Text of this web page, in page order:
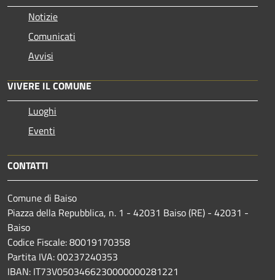
Notizie
Comunicati
Avvisi
VIVERE IL COMUNE
Luoghi
Eventi
CONTATTI
Comune di Baiso
Piazza della Repubblica, n. 1 - 42031 Baiso (RE) - 42031 -
Baiso
Codice Fiscale: 80019170358
Partita IVA: 00237240353
IBAN: IT73V0503466230000000281221